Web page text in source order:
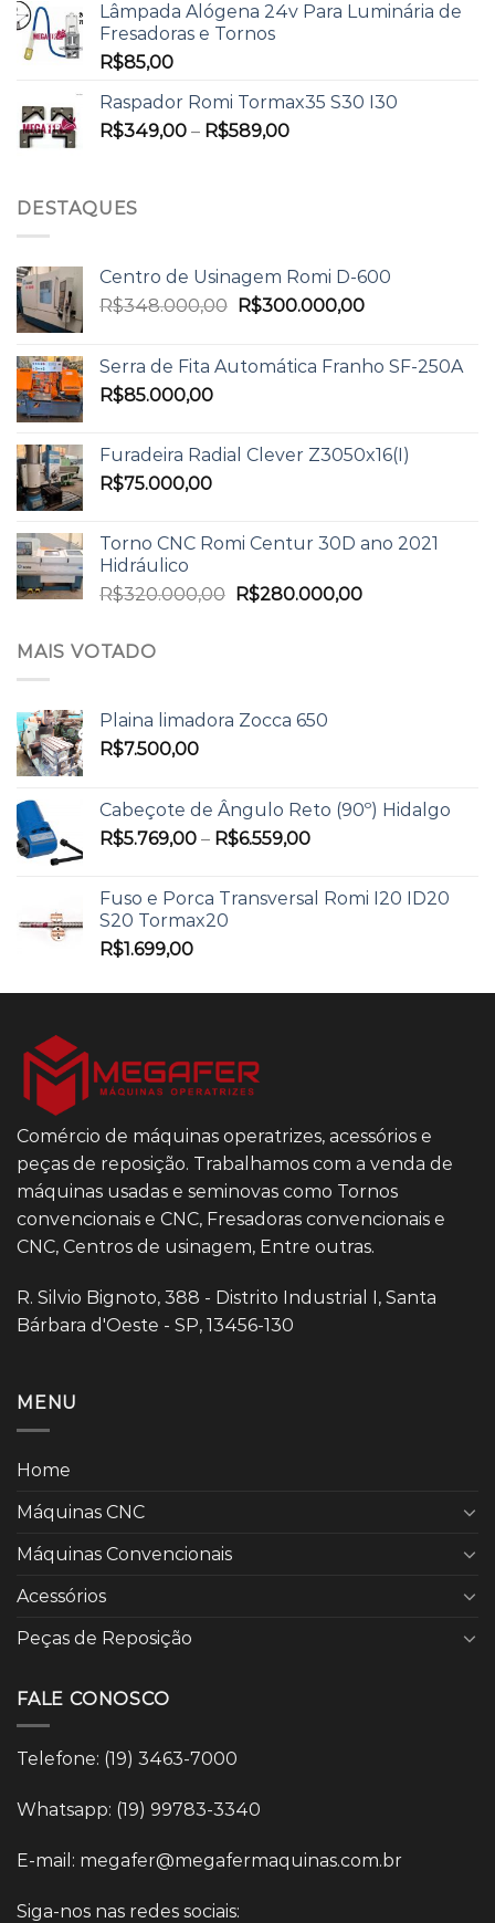
Lâmpada Alógena 24v Para Luminária de
Fresadoras e Tornos
R$85,00
Raspador Romi Tormax35 S30 I30
R$349,00 – R$589,00
DESTAQUES
Centro de Usinagem Romi D-600
R$348.000,00 R$300.000,00
Serra de Fita Automática Franho SF-250A
R$85.000,00
Furadeira Radial Clever Z3050x16(I)
R$75.000,00
Torno CNC Romi Centur 30D ano 2021
Hidráulico
R$320.000,00 R$280.000,00
MAIS VOTADO
Plaina limadora Zocca 650
R$7.500,00
Cabeçote de Ângulo Reto (90º) Hidalgo
R$5.769,00 – R$6.559,00
Fuso e Porca Transversal Romi I20 ID20
S20 Tormax20
R$1.699,00
Comércio de máquinas operatrizes, acessórios e
peças de reposição. Trabalhamos com a venda de
máquinas usadas e seminovas como Tornos
convencionais e CNC, Fresadoras convencionais e
CNC, Centros de usinagem, Entre outras.
R. Silvio Bignoto, 388 - Distrito Industrial I, Santa
Bárbara d'Oeste - SP, 13456-130
MENU
Home
Máquinas CNC
Máquinas Convencionais
Acessórios
Peças de Reposição
FALE CONOSCO
Telefone: (19) 3463-7000
Whatsapp: (19) 99783-3340
E-mail: megafer@megafermaquinas.com.br
Siga-nos nas redes sociais: